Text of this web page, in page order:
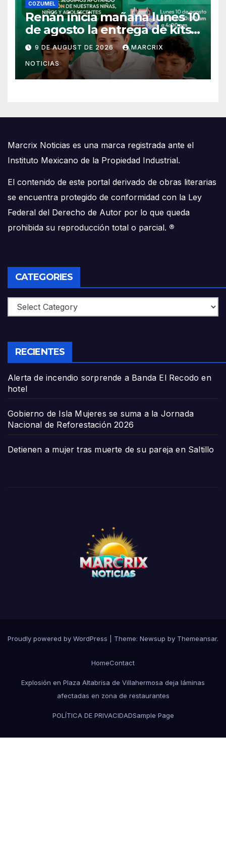
COZUMEL
Renán inicia mañana lunes 10
de agosto la entrega de kits
escolares en Cozumel
9 DE AUGUST DE 2026 MARCRIX
NOTICIAS
Marcrix Noticias es una marca registrada ante el
Instituto Mexicano de la Propiedad Industrial.
El contenido de este portal derivado de obras literarias
se encuentra protegido de conformidad con la Ley
Federal del Derecho de Autor por lo que queda
prohibida su reproducción total o parcial. ®
CATEGORIES
Categories
RECIENTES
Alerta de incendio sorprende a Banda El Recodo en
hotel
Gobierno de Isla Mujeres se suma a la Jornada
Nacional de Reforestación 2026
Detienen a mujer tras muerte de su pareja en Saltillo
Proudly powered by WordPress Theme: Newsup by Themeansar.
HomeContact
Explosión en Plaza Altabrisa de Villahermosa deja láminas
afectadas en zona de restaurantes
POLÍTICA DE PRIVACIDADSample Page